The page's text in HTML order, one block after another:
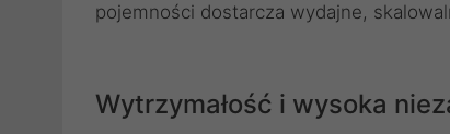
pojemności dostarcza wydajne,
Wytrzymałość i wysoka